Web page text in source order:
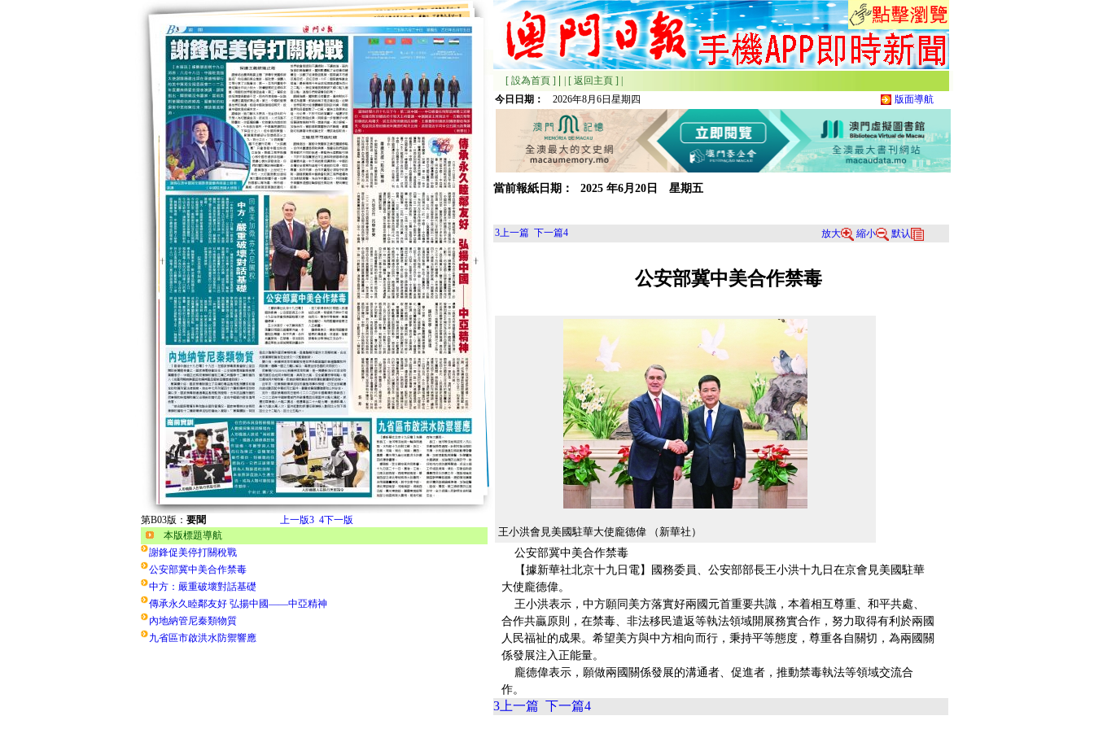
第B03版： 要聞 上一版3 4下一版
本版標題導航
謝鋒促美停打關稅戰
公安部冀中美合作禁毒
中方：嚴重破壞對話基礎
傳承永久睦鄰友好 弘揚中國——中亞精神
內地納管尼秦類物質
九省區市啟洪水防禦響應
[ 設為首頁 ] [ 返回主頁 ]
今日日期：
2026年8月6日星期四 版面導航
當前報紙日期： 2025 年6月 20日 星期五
3上一篇 下一篇4 放大 縮小 默认
公安部冀中美合作禁毒
王小洪會見美國駐華大使龐德偉 （新華社）
公安部冀中美合作禁毒
【據新華社北京十九日電】國務委員、公安部部長王小洪十九日在京會見美國駐華
大使龐德偉。
王小洪表示，中方願同美方落實好兩國元首重要共識，本着相互尊重、和平共處、
合作共贏原則，在禁毒、非法移民遣返等執法領域開展務實合作，努力取得有利於兩國
人民福祉的成果。希望美方與中方相向而行，秉持平等態度，尊重各自關切，為兩國關
係發展注入正能量。
龐德偉表示，願做兩國關係發展的溝通者、促進者，推動禁毒執法等領域交流合
作。
3 上一篇 下一篇4